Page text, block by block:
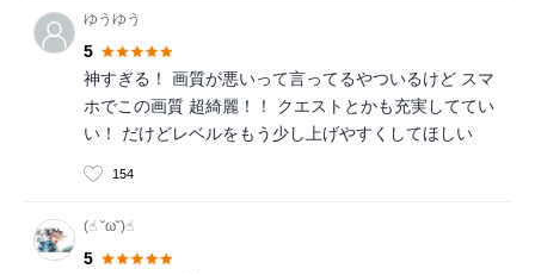
ゆうゆう
5
神すぎる！ 画質が悪いって言ってるやついるけど スマ
ホでこの画質 超綺麗！！ クエストとかも充実しててい
い！ だけどレベルをもう少し上げやすくしてほしい
154
(☝︎ ˘ω˘)☝︎
5